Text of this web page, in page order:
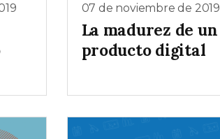
07 de noviembre de 2019
La madurez de un
producto digital